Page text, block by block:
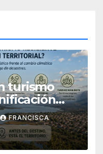
turismo
FRANCISCA